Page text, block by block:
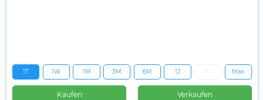
1T 1W 1M 3M 6M 1J Max
Kaufen Verkaufen